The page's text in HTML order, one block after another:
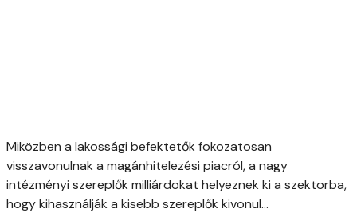
Miközben a lakossági befektetők fokozatosan
visszavonulnak a magánhitelezési piacról, a nagy
intézményi szereplők milliárdokat helyeznek ki a szektorba,
hogy kihasználják a kisebb szereplők kivonul...